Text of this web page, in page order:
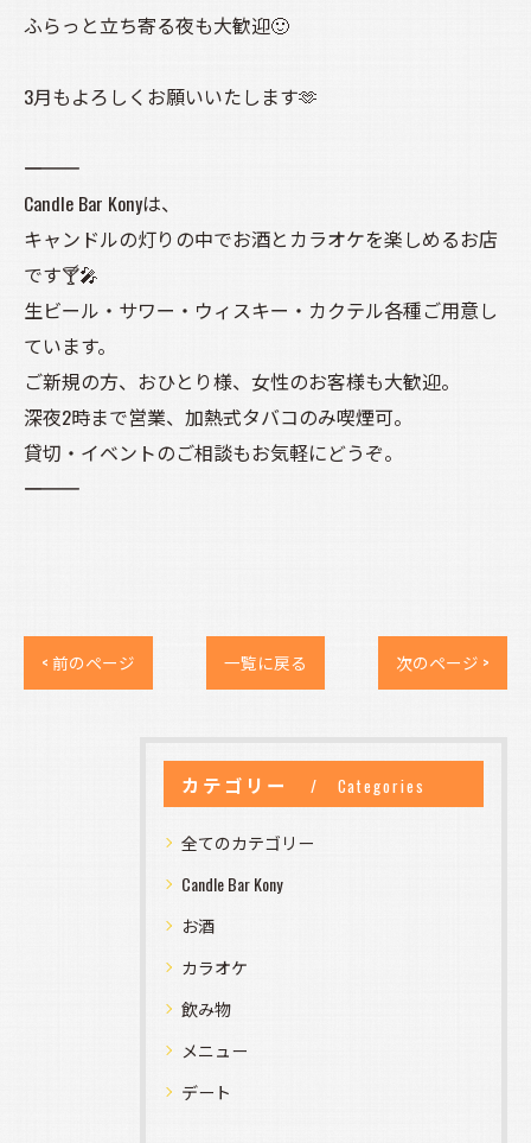
ふらっと立ち寄る夜も大歓迎🙂
3月もよろしくお願いいたします🫶
――――――――――
Candle Bar Konyは、
キャンドルの灯りの中でお酒とカラオケを楽しめるお店
です🍸🎤
生ビール・サワー・ウィスキー・カクテル各種ご用意し
ています。
ご新規の方、おひとり様、女性のお客様も大歓迎。
深夜2時まで営業、加熱式タバコのみ喫煙可。
貸切・イベントのご相談もお気軽にどうぞ。
――――――――――
< 前のページ 一覧に戻る 次のページ >
カテゴリー Categories
全てのカテゴリー
Candle Bar Kony
お酒
カラオケ
飲み物
メニュー
デート